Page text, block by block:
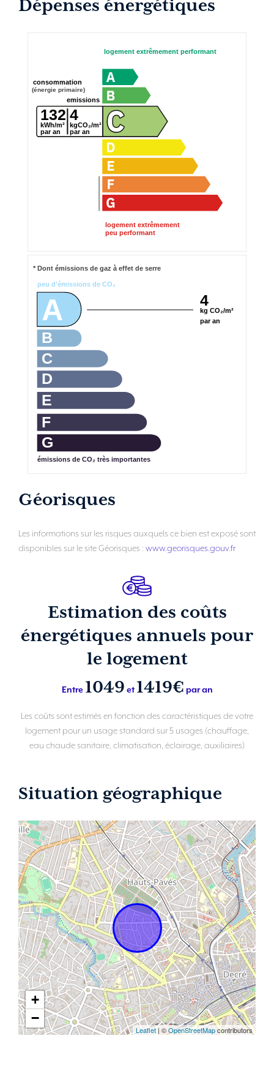
Dépenses énergétiques
logement extrêmement performant
logement extrêmement
peu performant
132
kWh/m²
par an
consommation
(énergie primaire)
4
kgCO₂/m²
par an
emissions
4
kg CO₂/m²
par an
A
B
C
D
E
F
G
émissions de CO₂ très importantes
peu d'émissions de CO₂
* Dont émissions de gaz à effet de serre
Géorisques
Les informations sur les risques auxquels ce bien est exposé sont
disponibles sur le site Géorisques : www.georisques.gouv.fr
Estimation des coûts
énergétiques annuels pour
le logement
Entre 1049 et1419€ par an
Les coûts sont estimés en fonction des caractéristiques de votre
logement pour un usage standard sur 5 usages (chauffage,
eau chaude sanitaire, climatisation, éclairage, auxiliaires)
Situation géographique
+
−
Leaflet | ©OpenStreetMapcontributors